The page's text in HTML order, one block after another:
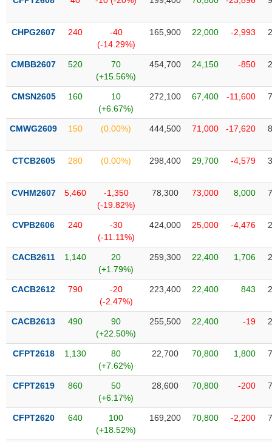
Tâm
thị
CHPG2607 240
-40
(-14.29%)
165,900 22,000 -2,993
CMBB2607 520
70
(+15.56%)
454,700 24,150 -850
CMSN2605 160
10
(+6.67%)
272,100 67,400 -11,600
CMWG2609 150 (0.00%) 444,500 71,000 -17,620
CTCB2605 280 (0.00%) 298,400 29,700 -4,579
CVHM2607 5,460
-1,350
(-19.82%)
78,300 73,000 8,000
CVPB2606 240
-30
(-11.11%)
424,000 25,000 -4,476
CACB2611 1,140
20
(+1.79%)
259,300 22,400 1,706
CACB2612 790
-20
(-2.47%)
223,400 22,400 843
CACB2613 490
90
(+22.50%)
255,500 22,400 -19
CFPT2618 1,130
80
(+7.62%)
22,700 70,800 1,800
CFPT2619 860
50
(+6.17%)
28,600 70,800 -200
CFPT2620 640
100
(+18.52%)
169,200 70,800 -2,200
DÙNG
THIẾT
YẾU
TIÊU
THIẾT
CHĂM
SỨC
CHÍNH